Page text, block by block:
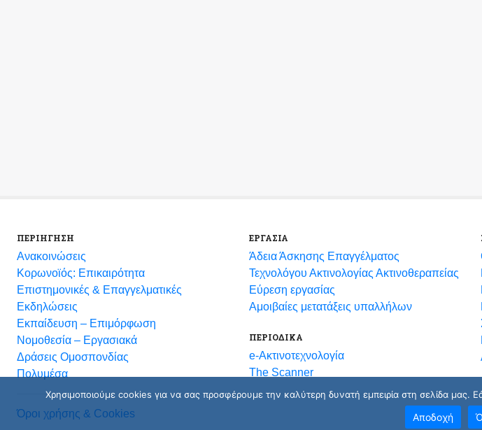
ΠΕΡΙΗΓΗΣΗ
Ανακοινώσεις
Κορωνοϊός: Επικαιρότητα
Eπιστημονικές & Επαγγελματικές
Eκδηλώσεις
Εκπαίδευση – Επιμόρφωση
Νομοθεσία – Εργασιακά
Δράσεις Ομοσπονδίας
Πολυμέσα
ΕΡΓΑΣΙΑ
Άδεια Άσκησης Επαγγέλματος
Τεχνολόγου Ακτινολογίας Ακτινοθεραπείας
Εύρεση εργασίας
Αμοιβαίες μετατάξεις υπαλλήλων
ΠΕΡΙΟΔΙΚΑ
e-Ακτινοτεχνολογία
The Scanner
Όροι χρήσης & Cookies
Χρησιμοποιούμε cookies για να σας προσφέρουμε την καλύτερη δυνατή εμπειρία στη σελίδα μας.
Αποδοχή